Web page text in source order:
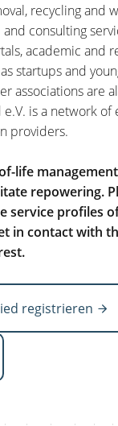
recycling and
consulting
academic and
startups and
associations are
e.V. is a network of
providers.
life
repowering.
service profiles
in contact with
registrieren